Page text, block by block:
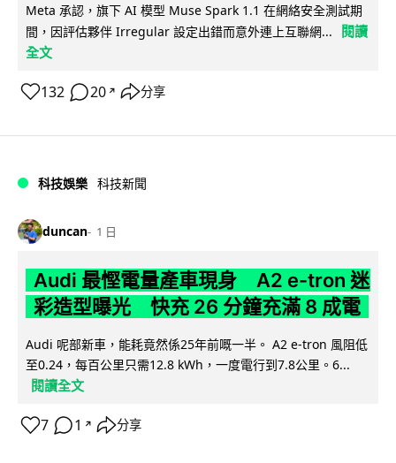
Meta 承認，旗下 AI 模型 Muse Spark 1.1 在網絡安全測試期
間，因評估夥伴 Irregular 設定出錯而意外連上互聯網...
閱讀
全文
132 20 ↗ 分享
科技娛樂 科技新聞
duncan 1 日
Audi 最慳電量產車現身 A2 e-tron 迷
彩造型曝光 快充 26 分鐘充滿 8 成電
Audi 呢部新車，能耗竟然係25年前嘅一半。 A2 e-tron 風阻低
至0.24，每百公里只需12.8 kWh，一度電行到7.8公里。6...
閱讀全文
7 1 ↗ 分享